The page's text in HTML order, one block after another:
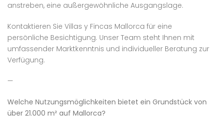
anstreben, eine außergewöhnliche Ausgangslage.
Kontaktieren Sie Villas y Fincas Mallorca für eine
persönliche Besichtigung. Unser Team steht Ihnen mit
umfassender Marktkenntnis und individueller Beratung zur
Verfügung.
—
Welche Nutzungsmöglichkeiten bietet ein Grundstück von
über 21.000 m² auf Mallorca?